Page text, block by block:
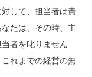
して、担当者は責
たは、その時、主
者を叱りません
れまでの経営の無